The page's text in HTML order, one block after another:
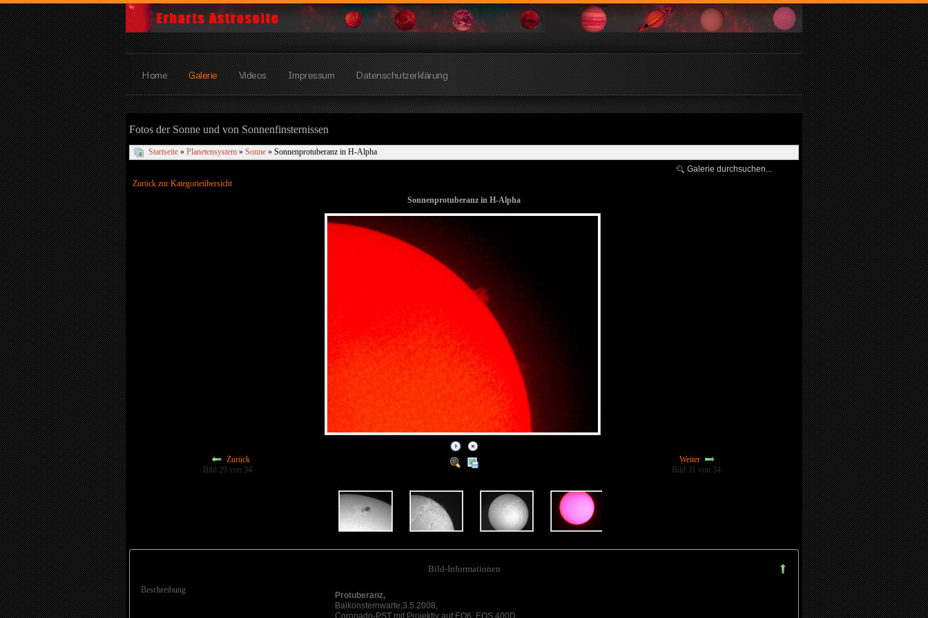
Home Galerie Videos Impressum Datenschutzerklärung
Fotos der Sonne und von Sonnenfinsternissen
Startseite » Planetensystem » Sonne » Sonnenprotuberanz in H-Alpha
Zurück zur Kategorieübersicht
Sonnenprotuberanz in H-Alpha
Zurück
Bild 29 von 34
Weiter
Bild 31 von 34
Bild-Informationen
Beschreibung
Protuberanz,
Balkonsternwarte,3.5.2008,
Coronado-PST mit Projektiv auf EQ6, EOS 400D,